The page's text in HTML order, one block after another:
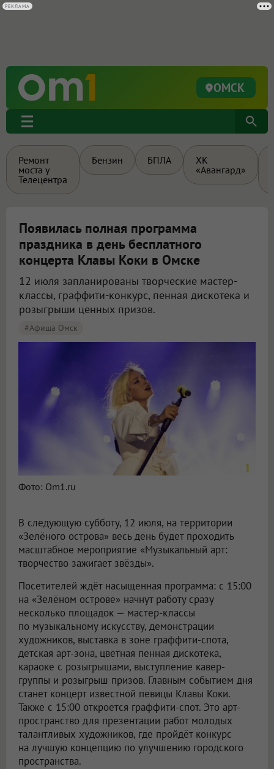
ОМСК
Ремонт
моста у
Телецентра
Бензин БПЛА
ХК
«Авангард»
Появилась полная программа
праздника в день бесплатного
концерта Клавы Коки в Омске
12 июля запланированы творческие мастер-
классы, граффити-конкурс, пенная дискотека и
розыгрыши ценных призов.
#Афиша Омск
Фото: Om1.ru
В следующую субботу, 12 июля, на территории
«Зелёного острова» весь день будет проходить
масштабное мероприятие «Музыкальный арт:
творчество зажигает звёзды».
Посетителей ждёт насыщенная программа: с 15:00
на «Зелёном острове» начнут работу сразу
несколько площадок — мастер-классы
по музыкальному искусству, демонстрации
художников, выставка в зоне граффити-спота,
детская арт-зона, цветная пенная дискотека,
караоке с розыгрышами, выступление кавер-
группы и розыгрыш призов. Главным событием дня
станет концерт известной певицы Клавы Коки.
Также с 15:00 откроется граффити-спот. Это арт-
пространство для презентации работ молодых
талантливых художников, где пройдёт конкурс
на лучшую концепцию по улучшению городского
пространства.
РЕКЛАМА